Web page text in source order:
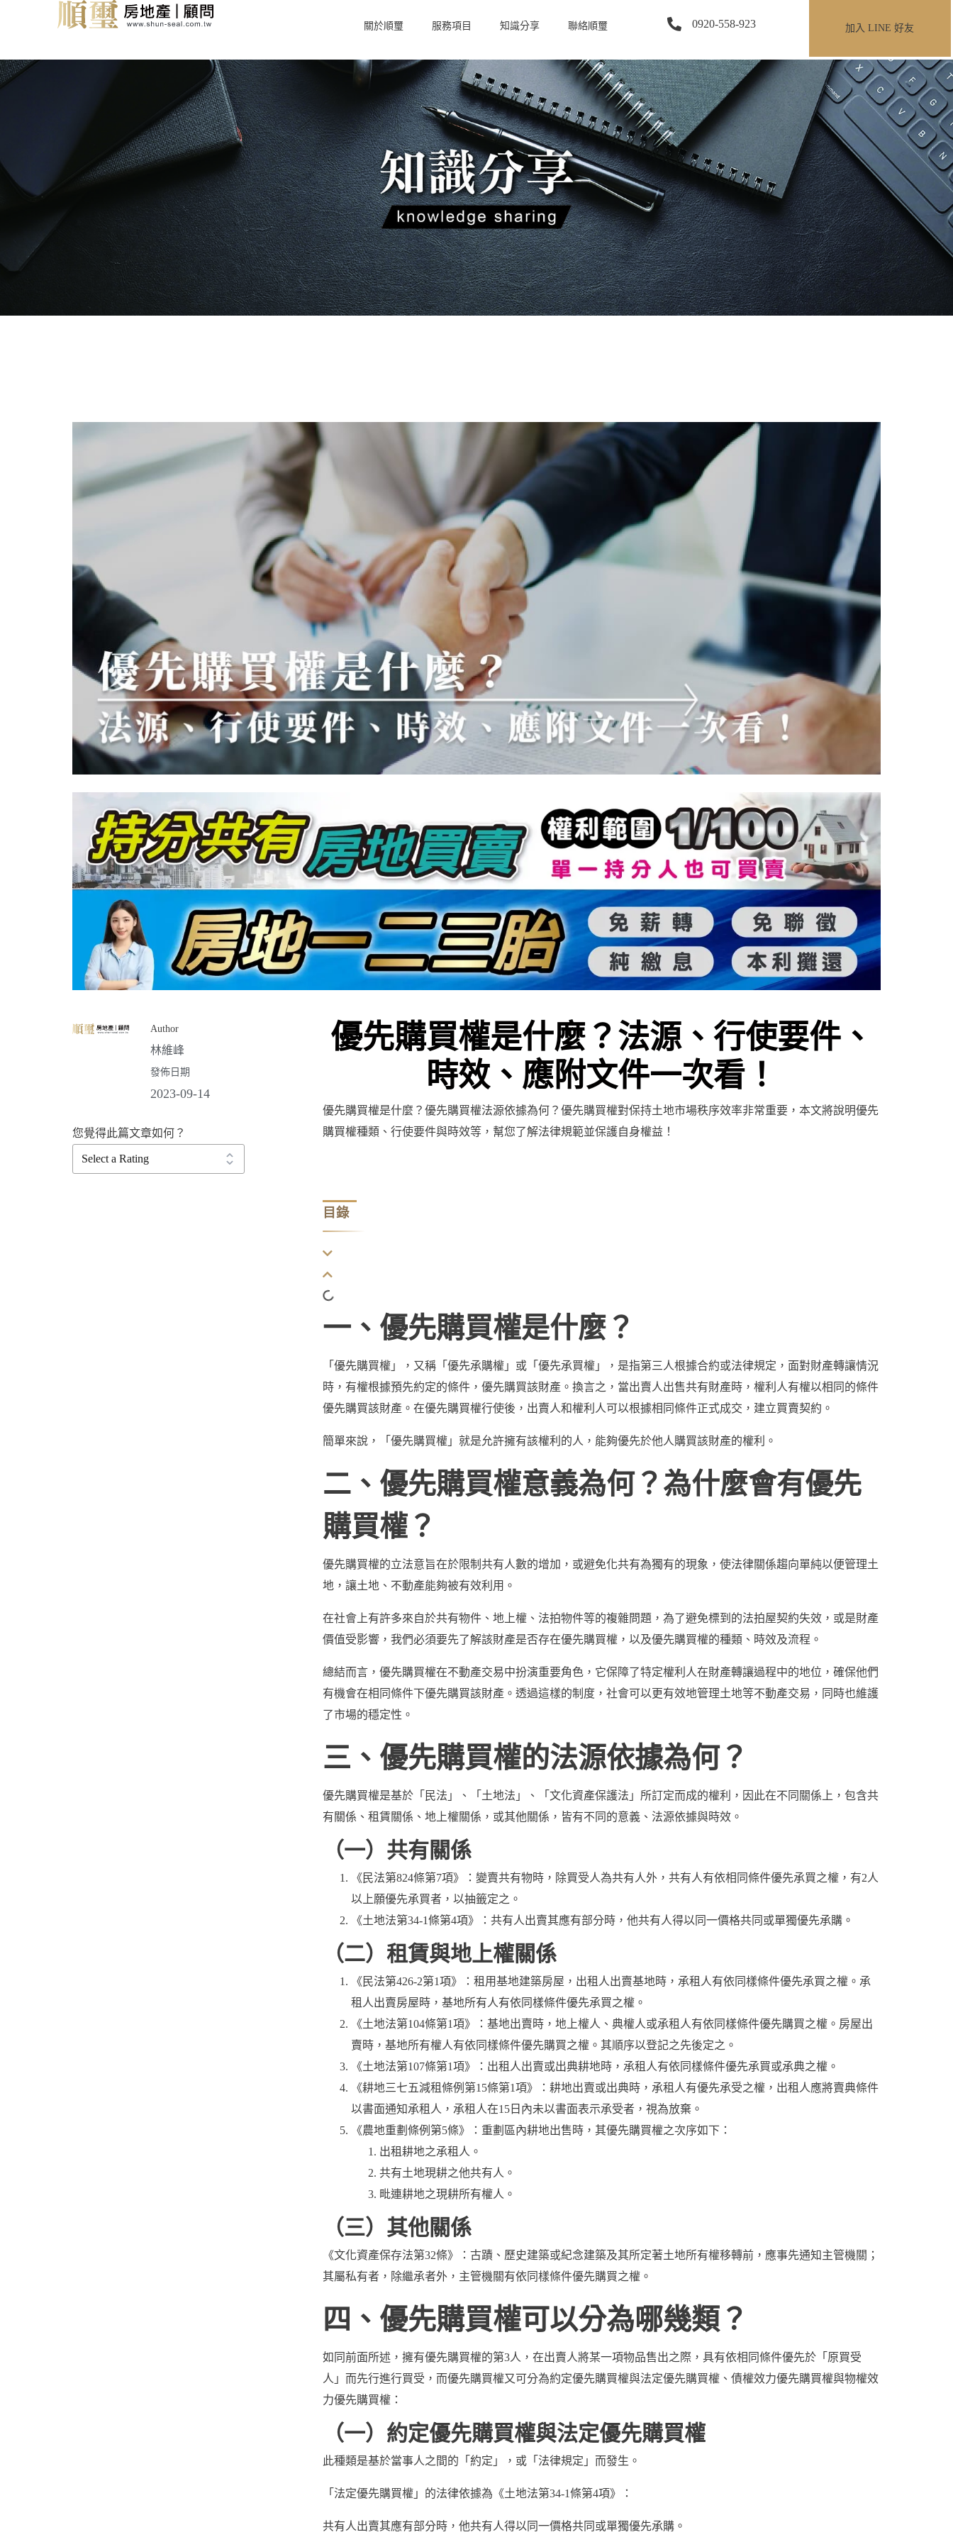
關於順璽 服務項目 知識分享 聯絡順璽 0920-558-923 加入 LINE 好友
Author
林維峰
發佈日期
2023-09-14
您覺得此篇文章如何？
優先購買權是什麼？法源、行使要件、
時效、應附文件一次看！
優先購買權是什麼？優先購買權法源依據為何？優先購買權對保持土地市場秩序效率非常重要，本文將說明優先
購買權種類、行使要件與時效等，幫您了解法律規範並保護自身權益！
目錄
一、優先購買權是什麼？
「優先購買權」，又稱「優先承購權」或「優先承買權」，是指第三人根據合約或法律規定，面對財產轉讓情況
時，有權根據預先約定的條件，優先購買該財產。換言之，當出賣人出售共有財產時，權利人有權以相同的條件
優先購買該財產。在優先購買權行使後，出賣人和權利人可以根據相同條件正式成交，建立買賣契約。
簡單來說，「優先購買權」就是允許擁有該權利的人，能夠優先於他人購買該財產的權利。
二、優先購買權意義為何？為什麼會有優先
購買權？
優先購買權的立法意旨在於限制共有人數的增加，或避免化共有為獨有的現象，使法律關係趨向單純以便管理土
地，讓土地、不動產能夠被有效利用。
在社會上有許多來自於共有物件、地上權、法拍物件等的複雜問題，為了避免標到的法拍屋契約失效，或是財產
價值受影響，我們必須要先了解該財產是否存在優先購買權，以及優先購買權的種類、時效及流程。
總結而言，優先購買權在不動產交易中扮演重要角色，它保障了特定權利人在財產轉讓過程中的地位，確保他們
有機會在相同條件下優先購買該財產。透過這樣的制度，社會可以更有效地管理土地等不動產交易，同時也維護
了市場的穩定性。
三、優先購買權的法源依據為何？
優先購買權是基於「民法」、「土地法」、「文化資產保護法」所訂定而成的權利，因此在不同關係上，包含共
有關係、租賃關係、地上權關係，或其他關係，皆有不同的意義、法源依據與時效。
（一）共有關係
《民法第824條第7項》
：變賣共有物時，除買受人為共有人外，共有人有依相同條件優先承買之權，有2人
以上願優先承買者，以抽籤定之。
《土地法第34-1條第4項》
：共有人出賣其應有部分時，他共有人得以同一價格共同或單獨優先承購。
（二）租賃與地上權關係
《民法第426-2第1項》
：租用基地建築房屋，出租人出賣基地時，承租人有依同樣條件優先承買之權。承
租人出賣房屋時，基地所有人有依同樣條件優先承買之權。
《土地法第104條第1項》
：基地出賣時，地上權人、典權人或承租人有依同樣條件優先購買之權。房屋出
賣時，基地所有權人有依同樣條件優先購買之權。其順序以登記之先後定之。
《土地法第107條第1項》
：出租人出賣或出典耕地時，承租人有依同樣條件優先承買或承典之權。
《耕地三七五減租條例第15條第1項》
：耕地出賣或出典時，承租人有優先承受之權，出租人應將賣典條件
以書面通知承租人，承租人在15日內未以書面表示承受者，視為放棄。
《農地重劃條例第5條》
：重劃區內耕地出售時，其優先購買權之次序如下：
出租耕地之承租人。
共有土地現耕之他共有人。
毗連耕地之現耕所有權人。
（三）其他關係
《文化資產保存法第32條》
：古蹟、歷史建築或紀念建築及其所定著土地所有權移轉前，應事先通知主管機關；
其屬私有者，除繼承者外，主管機關有依同樣條件優先購買之權。
四、優先購買權可以分為哪幾類？
如同前面所述，擁有優先購買權的第3人，在出賣人將某一項物品售出之際，具有依相同條件優先於「原買受
人」而先行進行買受，而優先購買權又可分為約定優先購買權與法定優先購買權、 債權效力優先購買權與物權效
力優先購買權：
（一）約定優先購買權與法定優先購買權
此種類是基於當事人之間的「約定」，或「法律規定」而發生。
「法定優先購買權」的法律依據為《土地法第34-1條第4項》：
共有人出賣其應有部分時，他共有人得以同一價格共同或單獨優先承購。